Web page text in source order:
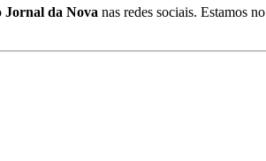
Jornal da Nova nas redes sociais. Estamos no